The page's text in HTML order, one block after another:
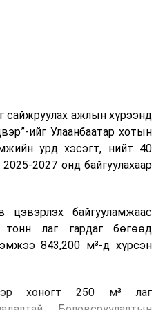
байдлыг хангах зэрэг
хөтөлбөрт тусгажээ.
лекц, асуулт-хариулт,
багаар ажиллах дасгал,
ажиллах дадлага зэрэг
зохион байгуулж
хорооны Ажлын алба,
сайжруулах ажлын хүрээнд
ийг Улаанбаатар хотын
урд хэсэгт, нийт 40
2027 онд байгуулахаар
цэвэрлэх байгууламжаас
лаг гардаг бөгөөд
843,200 м³-д хүрсэн
хоногт 250 м³ лаг